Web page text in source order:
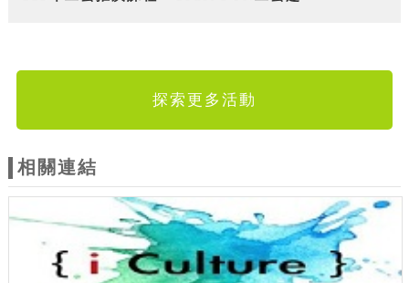
探索更多活動
相關連結